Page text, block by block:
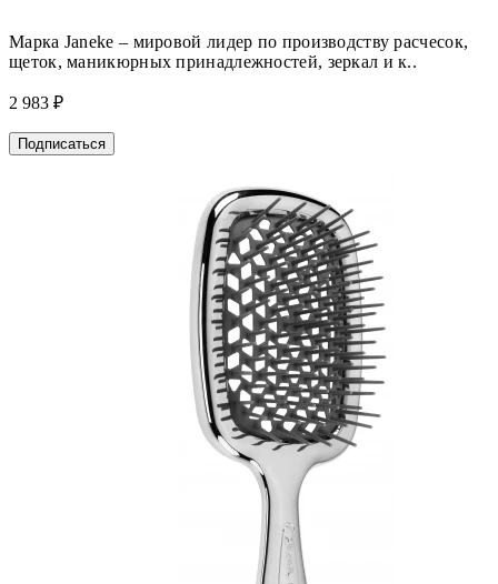
Марка Janeke – мировой лидер по производству расчесок,
щеток, маникюрных принадлежностей, зеркал и к..
2 983 ₽
Подписаться